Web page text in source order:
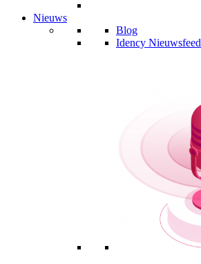
Nieuws
Blog
Idency Nieuwsfeed